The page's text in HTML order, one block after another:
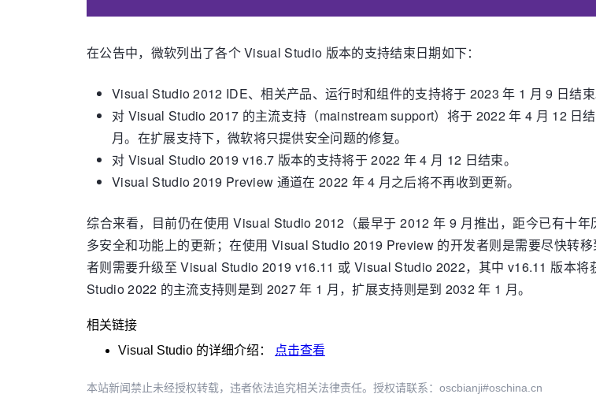
在公告中，微软列出了各个 Visual Studio 版本的支持结束日期如下：
Visual Studio 2012 IDE、相关产品、运行时和组件的支持将于 2023 年 1 月 9 日结束
对 Visual Studio 2017 的主流支持（mainstream support）将于 2022 年 4 月 12 日
月。在扩展支持下，微软将只提供安全问题的修复。
对 Visual Studio 2019 v16.7 版本的支持将于 2022 年 4 月 12 日结束。
Visual Studio 2019 Preview 通道在 2022 年 4 月之后将不再收到更新。
综合来看，目前仍在使用 Visual Studio 2012（最早于 2012 年 9 月推出，距今已有十
多安全和功能上的更新；在使用 Visual Studio 2019 Preview 的开发者则是需要尽快转
者则需要升级至 Visual Studio 2019 v16.11 或 Visual Studio 2022，其中 v16.11 版本
Studio 2022 的主流支持则是到 2027 年 1 月，扩展支持则是到 2032 年 1 月。
相关链接
Visual Studio 的详细介绍： 点击查看
本站新闻禁止未经授权转载，违者依法追究相关法律责任。授权请联系：oscbianji#oschina.cn